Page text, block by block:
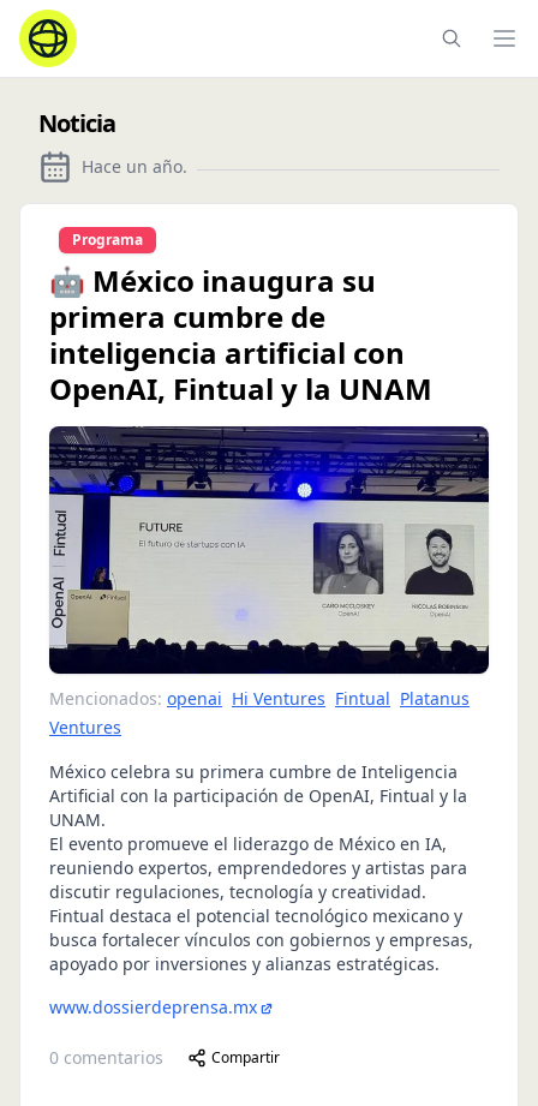
Noticia
Hace un año.
Programa
🤖 México inaugura su
primera cumbre de
inteligencia artificial con
OpenAI, Fintual y la UNAM
Mencionados: openai Hi Ventures Fintual Platanus
Ventures
México celebra su primera cumbre de Inteligencia
Artificial con la participación de OpenAI, Fintual y la
UNAM.
El evento promueve el liderazgo de México en IA,
reuniendo expertos, emprendedores y artistas para
discutir regulaciones, tecnología y creatividad.
Fintual destaca el potencial tecnológico mexicano y
busca fortalecer vínculos con gobiernos y empresas,
apoyado por inversiones y alianzas estratégicas.
www.dossierdeprensa.mx
0 comentarios Compartir